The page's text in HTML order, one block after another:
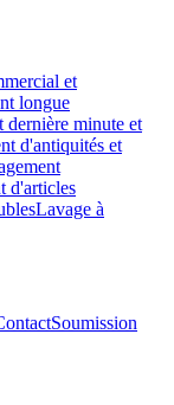
et
longue
dernière minute et
d'antiquités et
d'articles
Lavage à
Soumission